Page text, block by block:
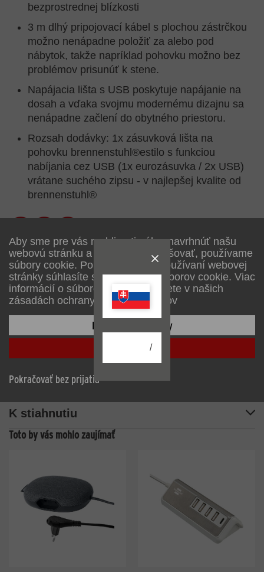
Aby sme pre vás mohli optimálne navrhnúť našu
webovú stránku a neustále ju zlepšovať, používame
súbory cookie. Pokračovaním v používaní webovej
stránky súhlasíte s používaním súborov cookie. Viac
informácií o súboroch cookie nájdete v našich
zásadách ochrany osobných údajov
Konfigurácia stránky
Prijať všetko
Pokračovať bez prijatia
/
bezprostrednej blízkosti
3 m dlhý pripojovací kábel s plochou zástrčkou
možno nenápadne položiť za alebo pod
nábytok, takže napríklad pohovku možno bez
problémov prisunúť k stene.
Napájacia lišta s USB poskytuje napájanie na
dosah a vďaka svojmu modernému dizajnu sa
nenápadne začlení do obytného priestoru.
Rozsah dodávky: 1x zásuvková lišta na
pohovku brennenstuhl®estilo s funkciou
nabíjania cez USB (1x eurozásuvka / 2x USB)
vrátane suchého zipsu - v najlepšej kvalite od
brennenstuhl®
Rozsah dodávky
K stiahnutiu
Toto by vás mohlo zaujímať